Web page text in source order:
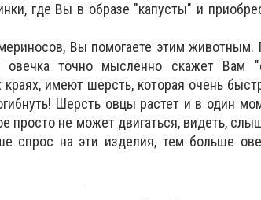
где Вы в образе "капусты" и
Вы помогаете этим животным.
точно мысленно скажет Вам
имеют шерсть, которая очень
Шерсть овцы растет и в один
просто не может двигаться, видеть,
спрос на эти изделия, тем больше